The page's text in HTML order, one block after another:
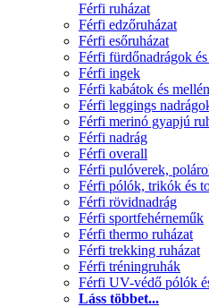
Férfi ruházat
Férfi edzőruházat
Férfi esőruházat
Férfi fürdőnadrágok
Férfi ingek
Férfi kabátok és
Férfi leggings
Férfi merinó gyapjú
Férfi nadrág
Férfi overall
Férfi pulóverek,
Férfi pólók, trikók és
Férfi rövidnadrág
Férfi sportfehérneműk
Férfi thermo ruházat
Férfi trekking ruházat
Férfi tréningruhák
Férfi UV-védő pólók
Láss többet...